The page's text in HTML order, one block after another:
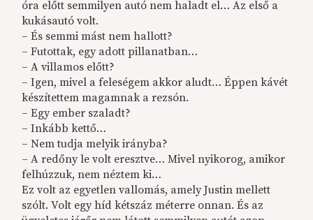
óra előtt semmilyen autó nem haladt el… Az első a
kukásautó volt.
– És semmi mást nem hallott?
– Futottak, egy adott pillanatban…
– A villamos előtt?
– Igen, mivel a feleségem akkor aludt… Éppen kávét
készítettem magamnak a rezsón.
– Egy ember szaladt?
– Inkább kettő…
– Nem tudja melyik irányba?
– A redőny le volt eresztve… Mivel nyikorog, amikor
felhúzzuk, nem néztem ki…
Ez volt az egyetlen vallomás, amely Justin mellett
szólt. Volt egy híd kétszáz méterre onnan. És az